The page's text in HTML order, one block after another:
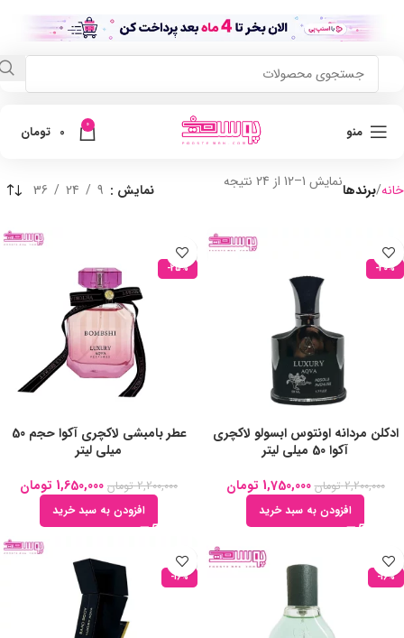
منو 0
0 تومان
خانه برندهانمایش 1–12 از 24 نتیجه نمایش 9
24
36
-20%
ادکلن مردانه اونتوس ابسولو لاکچری
آکوا 50 میلی لیتر
2,200,000 تومان 1,750,000 تومان
افزودن به سبد خرید
-25%
عطر بامبشی لاکچری آکوا حجم 50
میلی لیتر
2,200,000 تومان 1,650,000 تومان
افزودن به سبد خرید
-16%
-16%